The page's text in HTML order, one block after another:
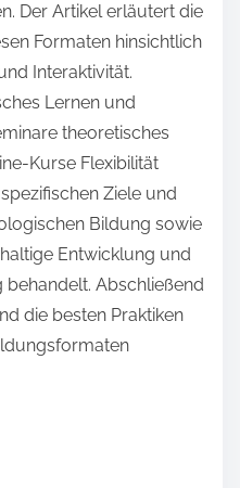
Der Artikel erläutert die
Formaten hinsichtlich
Interaktivität.
Lernen und
theoretisches
Kurse Flexibilität
Ziele und
Bildung sowie
Entwicklung und
Abschließend
die besten Praktiken